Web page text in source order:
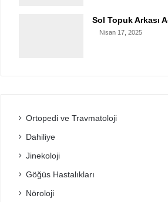
Sol Topuk Arkası
Nisan 17, 2025
Ortopedi ve Travmatoloji
Dahiliye
Jinekoloji
Göğüs Hastalıkları
Nöroloji